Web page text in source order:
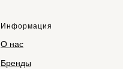
Информация
О нас
Бренды